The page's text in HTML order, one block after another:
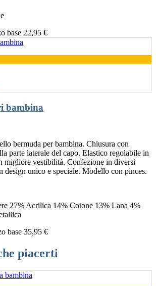
base 22,95 €
bambina
bermuda per bambina. Chiusura con
parte laterale del capo. Elastico regolabile in
migliore vestibilità. Confezione in diversi
design unico e speciale. Modello con pinces.
27% Acrilica 14% Cotone 13% Lana 4%
base 35,95 €
piacerti